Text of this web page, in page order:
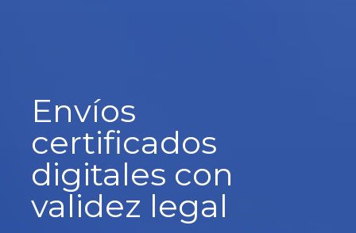
Envíos
certificados
digitales con
validez legal